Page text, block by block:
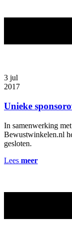
3 jul
2017
Unieke
In samenwerking
Bewustwinkelen.nl
gesloten.
Lees meer